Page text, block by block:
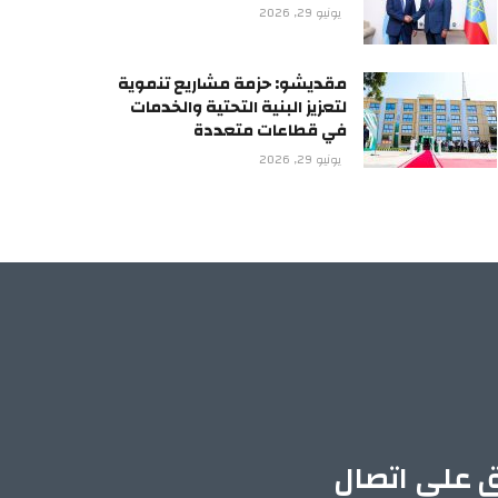
يونيو 29, 2026
مقديشو: حزمة مشاريع تنموية
لتعزيز البنية التحتية والخدمات
في قطاعات متعددة
يونيو 29, 2026
على اتصال